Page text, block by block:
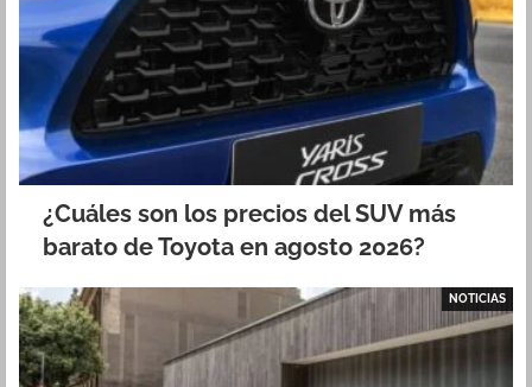
¿Cuáles son los precios del SUV más
barato de Toyota en agosto 2026?
NOTICIAS